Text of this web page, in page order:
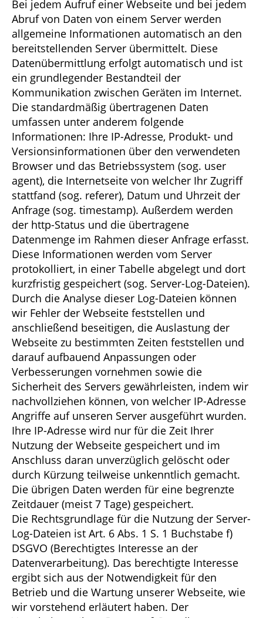
Bei jedem Aufruf einer Webseite und bei jedem
Abruf von Daten von einem Server werden
allgemeine Informationen automatisch an den
bereitstellenden Server übermittelt. Diese
Datenübermittlung erfolgt automatisch und ist
ein grundlegender Bestandteil der
Kommunikation zwischen Geräten im Internet.
Die standardmäßig übertragenen Daten
umfassen unter anderem folgende
Informationen: Ihre IP-Adresse, Produkt- und
Versionsinformationen über den verwendeten
Browser und das Betriebssystem (sog. user
agent), die Internetseite von welcher Ihr Zugriff
stattfand (sog. referer), Datum und Uhrzeit der
Anfrage (sog. timestamp). Außerdem werden
der http-Status und die übertragene
Datenmenge im Rahmen dieser Anfrage erfasst.
Diese Informationen werden vom Server
protokolliert, in einer Tabelle abgelegt und dort
kurzfristig gespeichert (sog. Server-Log-Dateien).
Durch die Analyse dieser Log-Dateien können
wir Fehler der Webseite feststellen und
anschließend beseitigen, die Auslastung der
Webseite zu bestimmten Zeiten feststellen und
darauf aufbauend Anpassungen oder
Verbesserungen vornehmen sowie die
Sicherheit des Servers gewährleisten, indem wir
nachvollziehen können, von welcher IP-Adresse
Angriffe auf unseren Server ausgeführt wurden.
Ihre IP-Adresse wird nur für die Zeit Ihrer
Nutzung der Webseite gespeichert und im
Anschluss daran unverzüglich gelöscht oder
durch Kürzung teilweise unkenntlich gemacht.
Die übrigen Daten werden für eine begrenzte
Zeitdauer (meist 7 Tage) gespeichert.
Die Rechtsgrundlage für die Nutzung der Server-
Log-Dateien ist Art. 6 Abs. 1 S. 1 Buchstabe f)
DSGVO (Berechtigtes Interesse an der
Datenverarbeitung). Das berechtigte Interesse
ergibt sich aus der Notwendigkeit für den
Betrieb und die Wartung unserer Webseite, wie
wir vorstehend erläutert haben. Der